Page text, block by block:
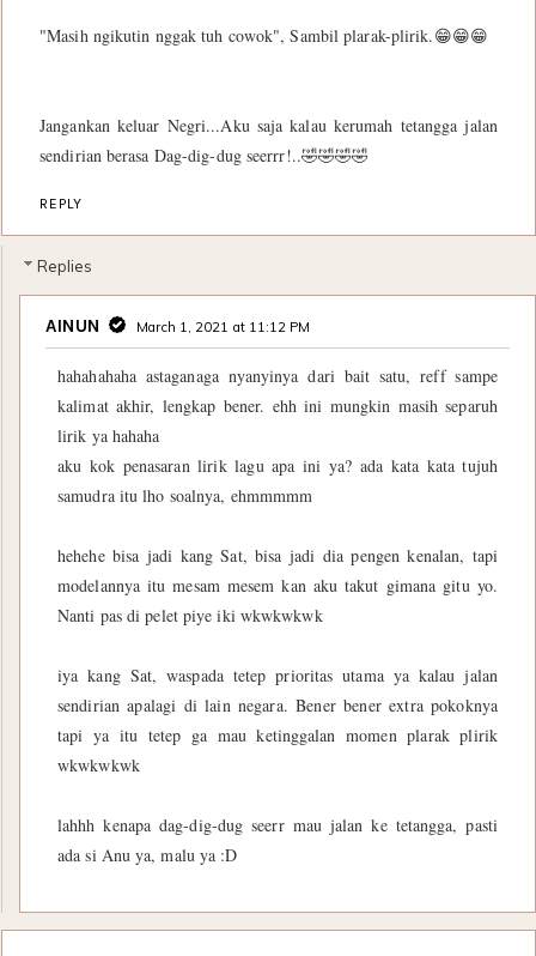
"Masih ngikutin nggak tuh cowok", Sambil plarak-plirik.😁😁😁
Jangankan keluar Negri...Aku saja kalau kerumah tetangga jalan
sendirian berasa Dag-dig-dug seerrr!..🤣🤣🤣🤣
REPLY
Replies
AINUN March 1, 2021 at 11:12 PM
hahahahaha astaganaga nyanyinya dari bait satu, reff sampe
kalimat akhir, lengkap bener. ehh ini mungkin masih separuh
lirik ya hahaha
aku kok penasaran lirik lagu apa ini ya? ada kata kata tujuh
samudra itu lho soalnya, ehmmmmm
hehehe bisa jadi kang Sat, bisa jadi dia pengen kenalan, tapi
modelannya itu mesam mesem kan aku takut gimana gitu yo.
Nanti pas di pelet piye iki wkwkwkwk
iya kang Sat, waspada tetep prioritas utama ya kalau jalan
sendirian apalagi di lain negara. Bener bener extra pokoknya
tapi ya itu tetep ga mau ketinggalan momen plarak plirik
wkwkwkwk
lahhh kenapa dag-dig-dug seerr mau jalan ke tetangga, pasti
ada si Anu ya, malu ya :D